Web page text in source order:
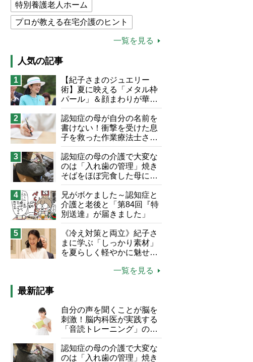
特別養護老人ホーム
プロが教える在宅介護のヒント
介護食
高木ブー
ケアマネジャー
猫が母になつきません
息子の遠距離介護サバイバル術
兄がボケました
便利なサービス
予防法
一覧を見る
人気の記事
1
【紀子さまのジュエリー
術】夏に映える「メタル枠
パール」＆顔まわりが華や
ぐ「揺れる一粒」の使い分
け方
2
認知症の母が自分の名前を
書けない！衝撃を受けた息
子を救った作業療法士さん
の言葉
3
認知症の母の介護で大変な
のは「入れ歯の管理」焼き
そばをほぼ完食した母に息
子が血の気が引いた理由
4
兄がボケました～認知症と
介護と老後と「第84回『特
別送達』が届きました」
5
《冷え対策と両立》紀子さ
まに学ぶ「しっかり素材」
を夏らしく軽やかに魅せる
一覧を見る
最新記事
自分の声を聞くことが脳を
刺激！脳内科医が実践する
「音読トレーニング」の極
意
認知症の母の介護で大変な
のは「入れ歯の管理」焼き